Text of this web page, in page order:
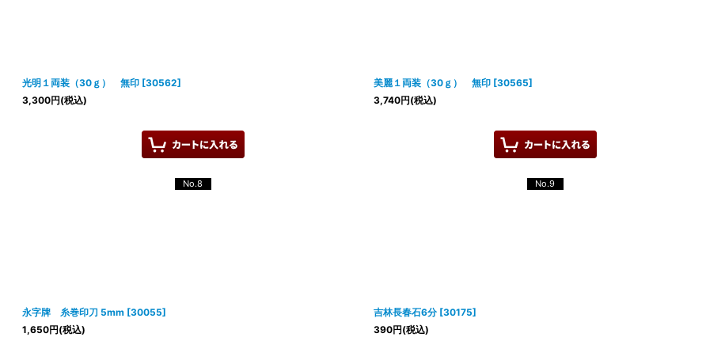
光明１両装（30ｇ） 無印 [30562]
3,300円(税込)
美麗１両装（30ｇ） 無印 [30565]
3,740円(税込)
No.8
永字牌 糸巻印刀 5mm [30055]
1,650円(税込)
No.9
吉林長春石6分 [30175]
390円(税込)